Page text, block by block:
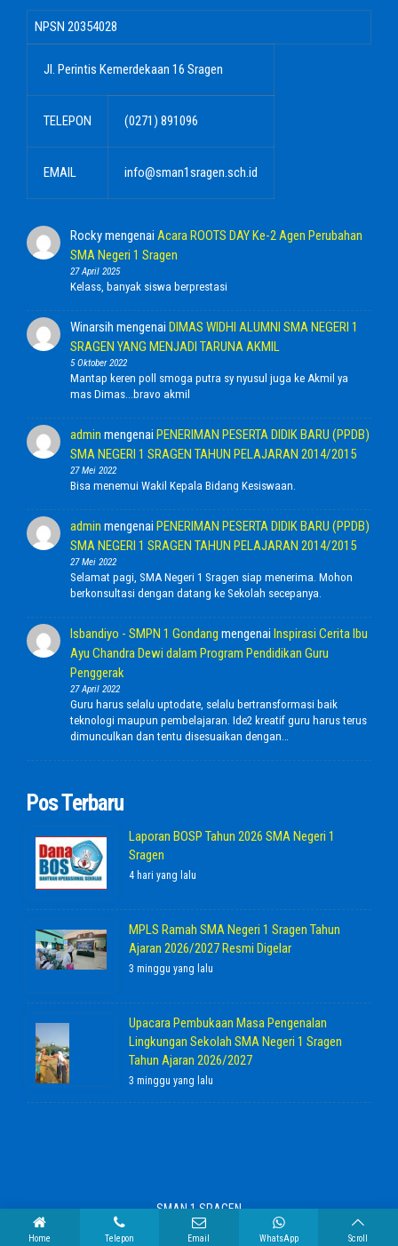
NPSN 20354028
Jl. Perintis Kemerdekaan 16 Sragen
TELEPON (0271) 891096
EMAIL info@sman1sragen.sch.id
Rockymengenai Acara ROOTS DAY Ke-2 Agen Perubahan
SMA Negeri 1 Sragen
27 April 2025
Kelass, banyak siswa berprestasi
Winarsih mengenai DIMAS WIDHI ALUMNI SMA NEGERI 1
SRAGEN YANG MENJADI TARUNA AKMIL
5 Oktober 2022
Mantap keren poll smoga putra sy nyusul juga ke Akmil ya
mas Dimas...bravo akmil
admin mengenai PENERIMAN PESERTA DIDIK BARU (PPDB)
SMA NEGERI 1 SRAGEN TAHUN PELAJARAN 2014/2015
27 Mei 2022
Bisa menemui Wakil Kepala Bidang Kesiswaan.
admin mengenai PENERIMAN PESERTA DIDIK BARU (PPDB)
SMA NEGERI 1 SRAGEN TAHUN PELAJARAN 2014/2015
27 Mei 2022
Selamat pagi, SMA Negeri 1 Sragen siap menerima. Mohon
berkonsultasi dengan datang ke Sekolah secepanya.
Isbandiyo - SMPN 1 Gondang mengenai Inspirasi Cerita Ibu
Ayu Chandra Dewi dalam Program Pendidikan Guru
Penggerak
27 April 2022
Guru harus selalu uptodate, selalu bertransformasi baik
teknologi maupun pembelajaran. Ide2 kreatif guru harus terus
dimunculkan dan tentu disesuaikan dengan…
Pos Terbaru
Laporan BOSP Tahun 2026 SMA Negeri 1
Sragen
4 hari yang lalu
MPLS Ramah SMA Negeri 1 Sragen Tahun
Ajaran 2026/2027 Resmi Digelar
3 minggu yang lalu
Upacara Pembukaan Masa Pengenalan
Lingkungan Sekolah SMA Negeri 1 Sragen
Tahun Ajaran 2026/2027
3 minggu yang lalu
SMAN 1 SRAGEN
Home Telepon Email WhatsApp Scroll